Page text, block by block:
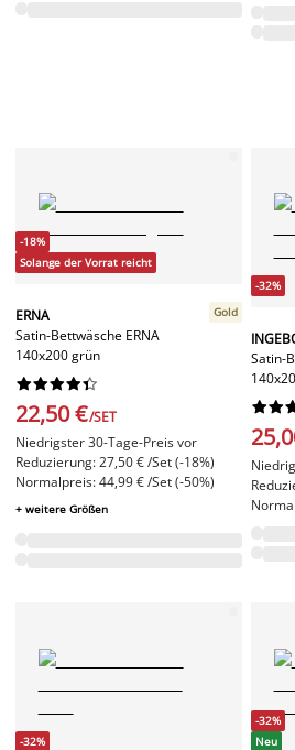
-18%
Solange der Vorrat reicht
ERNA
Satin-Bettwäsche ERNA
140x200 grün
Gold






22,50 €/SET
Niedrigster 30-Tage-Preis vor
Reduzierung: 27,50 € /Set (-18%)
Normalpreis: 44,99 € /Set (-50%)
+ weitere Größen
-32%
Satin-



-32%
-32%
Neu